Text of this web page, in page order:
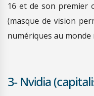
16 et de son premier
(masque de vision
numériques au
3- Nvidia